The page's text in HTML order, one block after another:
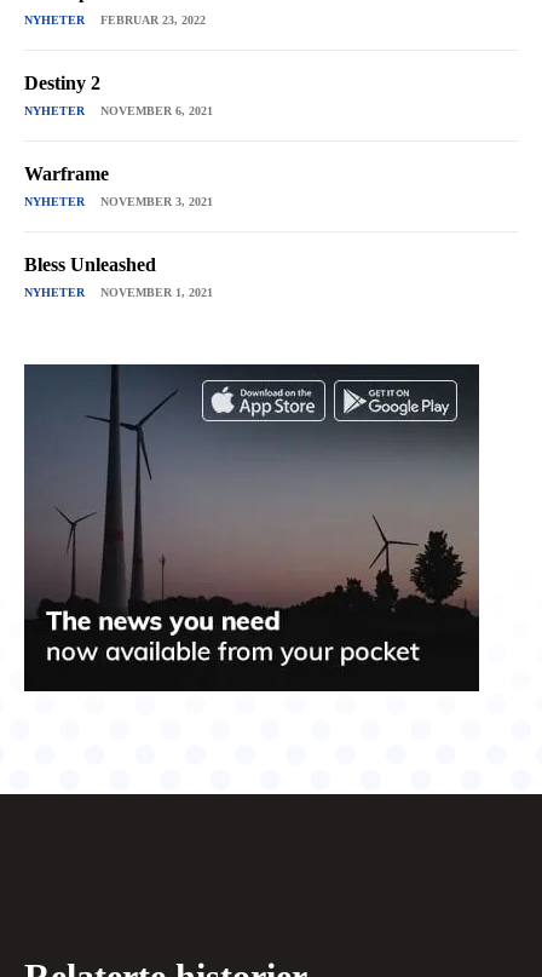
NYHETER FEBRUAR 23, 2022
Destiny 2
NYHETER NOVEMBER 6, 2021
Warframe
NYHETER NOVEMBER 3, 2021
Bless Unleashed
NYHETER NOVEMBER 1, 2021